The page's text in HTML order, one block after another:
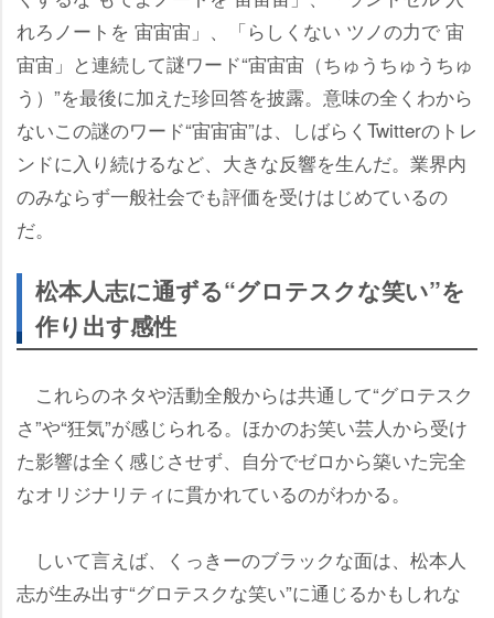
れろノートを 宙宙宙」、「らしくない ツノの力で 宙
宙宙」と連続して謎ワード“宙宙宙（ちゅうちゅうちゅ
う）”を最後に加えた珍回答を披露。意味の全くわから
ないこの謎のワード“宙宙宙”は、しばらくTwitterのトレ
ンドに入り続けるなど、大きな反響を生んだ。業界内
のみならず一般社会でも評価を受けはじめているの
だ。
松本人志に通ずる“グロテスクな笑い”を
作り出す感性
これらのネタや活動全般からは共通して“グロテスク
さ”や“狂気”が感じられる。ほかのお笑い芸人から受け
た影響は全く感じさせず、自分でゼロから築いた完全
なオリジナリティに貫かれているのがわかる。
しいて言えば、くっきーのブラックな面は、松本人
志が生み出す“グロテスクな笑い”に通じるかもしれな